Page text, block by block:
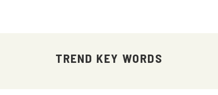
TREND KEY WORDS